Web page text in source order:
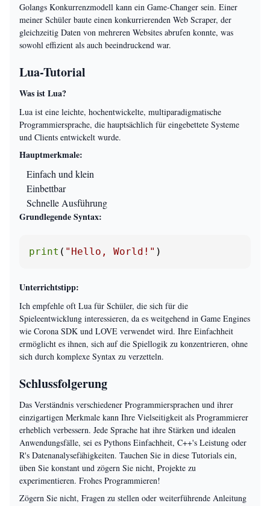
Golangs Konkurrenzmodell kann ein Game-Changer sein. Einer
meiner Schüler baute einen konkurrierenden Web Scraper, der
gleichzeitig Daten von mehreren Websites abrufen konnte, was
sowohl effizient als auch beeindruckend war.
Lua-Tutorial
Was ist Lua?
Lua ist eine leichte, hochentwickelte, multiparadigmatische
Programmiersprache, die hauptsächlich für eingebettete Systeme
und Clients entwickelt wurde.
Hauptmerkmale:
Einfach und klein
Einbettbar
Schnelle Ausführung
Grundlegende Syntax:
print ( "Hello, World!" )
Unterrichtstipp:
Ich empfehle oft Lua für Schüler, die sich für die
Spieleentwicklung interessieren, da es weitgehend in Game Engines
wie Corona SDK und LOVE verwendet wird. Ihre Einfachheit
ermöglicht es ihnen, sich auf die Spiellogik zu konzentrieren, ohne
sich durch komplexe Syntax zu verzetteln.
Schlussfolgerung
Das Verständnis verschiedener Programmiersprachen und ihrer
einzigartigen Merkmale kann Ihre Vielseitigkeit als Programmierer
erheblich verbessern. Jede Sprache hat ihre Stärken und idealen
Anwendungsfälle, sei es Pythons Einfachheit, C++'s Leistung oder
R's Datenanalysefähigkeiten. Tauchen Sie in diese Tutorials ein,
üben Sie konstant und zögern Sie nicht, Projekte zu
experimentieren. Frohes Programmieren!
Zögern Sie nicht, Fragen zu stellen oder weiterführende Anleitung